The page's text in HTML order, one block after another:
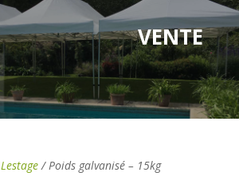
VENTE
Lestage/ Poids galvanisé – 15kg